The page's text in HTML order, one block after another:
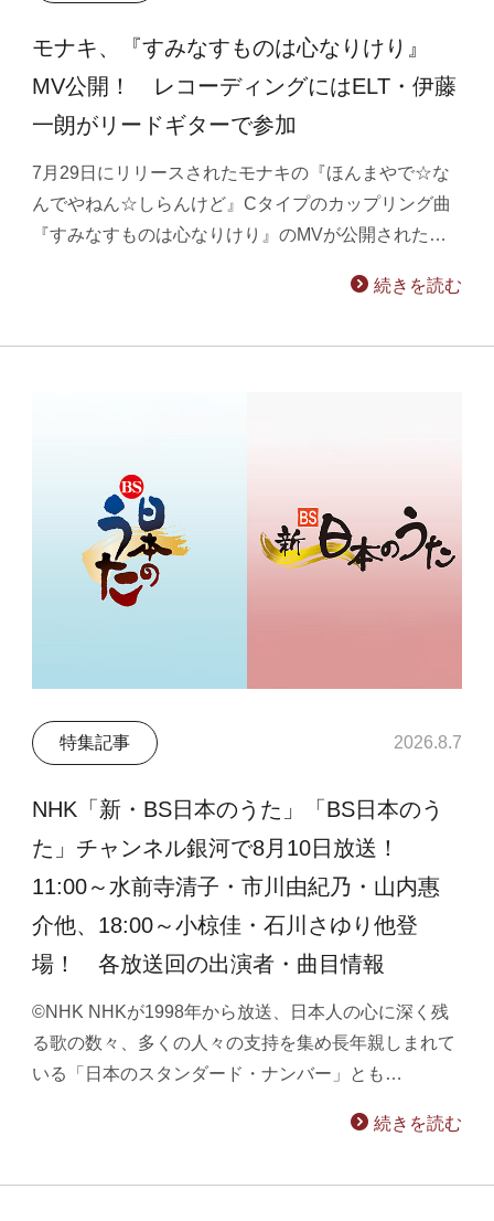
モナキ、『すみなすものは心なりけり』
MV公開！ レコーディングにはELT・伊藤
一朗がリードギターで参加
7月29日にリリースされたモナキの『ほんまやで☆な
んでやねん☆しらんけど』Cタイプのカップリング曲
『すみなすものは心なりけり』のMVが公開された…
続きを読む
特集記事 2026.8.7
NHK「新・BS日本のうた」「BS日本のう
た」チャンネル銀河で8月10日放送！
11:00～水前寺清子・市川由紀乃・山内惠
介他、18:00～小椋佳・石川さゆり他登
場！ 各放送回の出演者・曲目情報
©NHK NHKが1998年から放送、日本人の心に深く残
る歌の数々、多くの人々の支持を集め長年親しまれて
いる「日本のスタンダード・ナンバー」とも…
続きを読む